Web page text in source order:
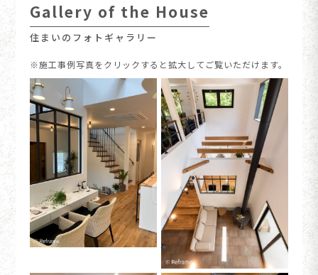
Gallery of the House
住まいのフォトギャラリー
※施工事例写真をクリックすると拡大してご覧いただけます。